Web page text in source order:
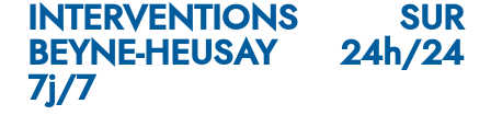
INTERVENTIONS SUR
BEYNE-HEUSAY 24h/24
7j/7